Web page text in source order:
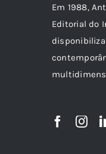
Em 1988,
Editorial do